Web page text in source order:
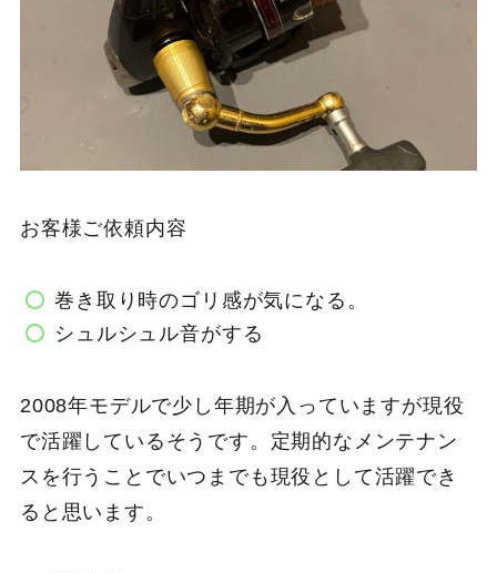
お客様ご依頼内容
巻き取り時のゴリ感が気になる。
シュルシュル音がする
2008年モデルで少し年期が入っていますが現役
で活躍しているそうです。定期的なメンテナン
スを行うことでいつまでも現役として活躍でき
ると思います。